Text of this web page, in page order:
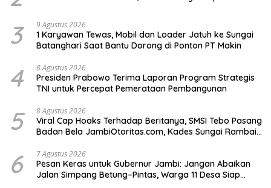
3 9 Agustus 2026
1 Karyawan Tewas, Mobil dan Loader Jatuh ke Sungai
Batanghari Saat Bantu Dorong di Ponton PT Makin
4 8 Agustus 2026
Presiden Prabowo Terima Laporan Program Strategis
TNI untuk Percepat Pemerataan Pembangunan
5 8 Agustus 2026
Viral Cap Hoaks Terhadap Beritanya, SMSI Tebo Pasang
Badan Bela JambiOtoritas.com, Kades Sungai Rambai
6 7 Agustus 2026
Pesan Keras untuk Gubernur Jambi: Jangan Abaikan
Jalan Simpang Betung–Pintas, Warga 11 Desa Siap